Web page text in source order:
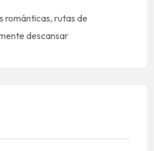
románticas, rutas de
descansar